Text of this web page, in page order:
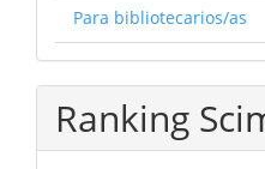
Para bibliotecarios/as
Ranking